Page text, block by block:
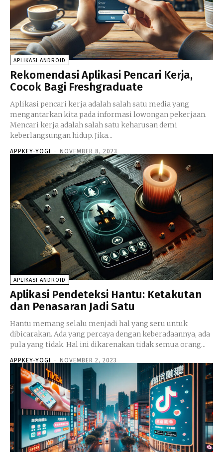
APLIKASI ANDROID
Rekomendasi Aplikasi Pencari Kerja,
Cocok Bagi Freshgraduate
Aplikasi pencari kerja adalah salah satu media yang
mengantarkan kita pada informasi lowongan pekerjaan.
Mencari kerja adalah salah satu keharusan demi
keberlangsungan hidup. Jika...
APPKEY-YOGI - NOVEMBER 8, 2023
APLIKASI ANDROID
Aplikasi Pendeteksi Hantu: Ketakutan
dan Penasaran Jadi Satu
Hantu memang selalu menjadi hal yang seru untuk
dibicarakan. Ada yang percaya dengan keberadaannya, ada
pula yang tidak. Hal ini dikarenakan tidak semua orang...
APPKEY-YOGI - NOVEMBER 2, 2023